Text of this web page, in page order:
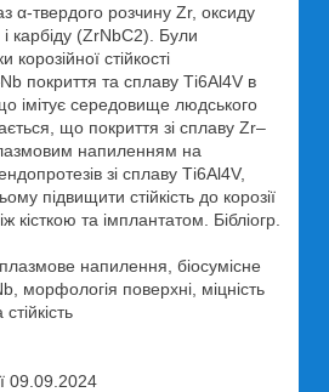
α-твердого розчину Zr, оксиду
карбіду (ZrNbC2). Були
корозійної стійкості
покриття та сплаву Ті6Al4V в
імітує середовище людського
що покриття зі сплаву Zr–
напиленням на
зі сплаву Ті6Al4V,
підвищити стійкість до корозії
кісткою та імплантатом. Бібліогр.
напилення, біосумісне
морфологія поверхні, міцність
09.09.2024